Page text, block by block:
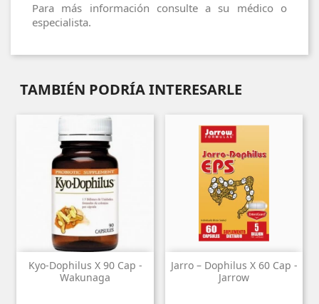
Para más información consulte a su médico o
especialista.
TAMBIÉN PODRÍA INTERESARLE
Kyo-Dophilus X 90 Cap -
Wakunaga
Jarro – Dophilus X 60 Cap -
Jarrow